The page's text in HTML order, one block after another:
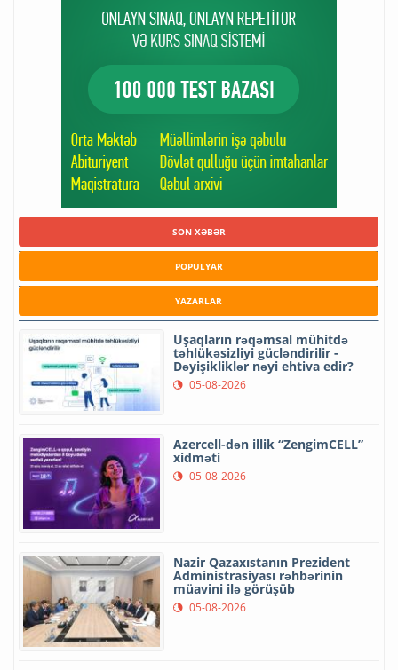
SON XƏBƏR
POPULYAR
YAZARLAR
Uşaqların rəqəmsal mühitdə
təhlükəsizliyi gücləndirilir -
Dəyişikliklər nəyi ehtiva edir?
05-08-2026
Azercell-dən illik “ZengimCELL”
xidməti
05-08-2026
Nazir Qazaxıstanın Prezident
Administrasiyası rəhbərinin
müavini ilə görüşüb
05-08-2026